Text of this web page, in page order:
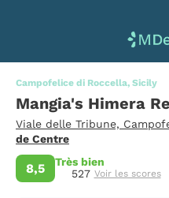
Campofelice di Roccella, Sicily
Mangia's Himera
Viale delle Tribune,
de Centre
8,5
Très bien
527 Voir les scores